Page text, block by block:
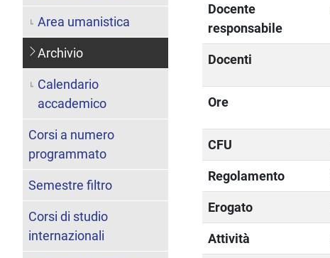
Docente
responsabile
Docenti
Ore
CFU
Regolamento
Erogato
Attività
Area umanistica
Archivio
Calendario
accademico
Corsi a numero
programmato
Semestre filtro
Corsi di studio
internazionali